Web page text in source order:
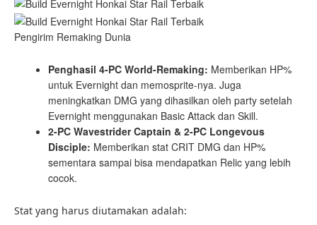
Pengirim Remaking Dunia
Penghasil 4-PC World-Remaking: Memberikan HP%
untuk Evernight dan memosprite-nya. Juga
meningkatkan DMG yang dihasilkan oleh party setelah
Evernight menggunakan Basic Attack dan Skill.
2-PC Wavestrider Captain & 2-PC Longevous
Disciple: Memberikan stat CRIT DMG dan HP%
sementara sampai bisa mendapatkan Relic yang lebih
cocok.
Stat yang harus diutamakan adalah: